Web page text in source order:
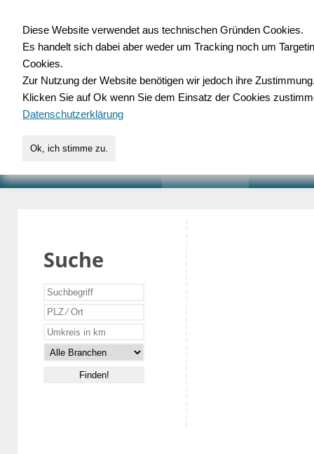
für Handwerk,
Suche
Diese Website verwendet aus technischen Gründen Cookies.
Es handelt sich dabei aber weder um Tracking noch um
Cookies.
Zur Nutzung der Website benötigen wir jedoch ihre
Klicken Sie auf Ok wenn Sie dem Einsatz der Cookies
Datenschutzerklärung
Ok, ich stimme zu.